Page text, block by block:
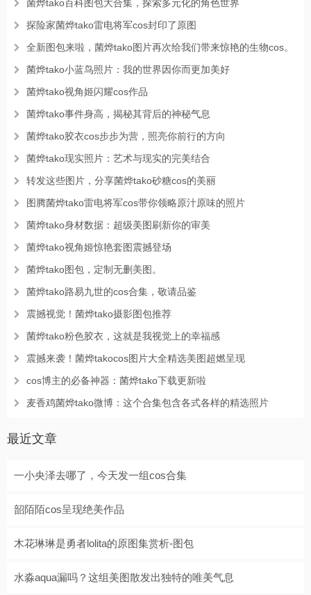
菌烨tako百科图包大合集，探索多元化的角色世界
探险家菌烨tako雷电将军cos封印了原图
全新图包来啦，菌烨tako图片再次给我们带来惊艳的生物cos。
菌烨tako小蓝鸟照片：我的世界因你而更加美好
菌烨tako视角姬闪耀cos作品
菌烨tako事件身高，揭秘其背后的神秘气息
菌烨tako胶衣cos步步为营，照亮你前行的方向
菌烨tako现实照片：艺术与现实的完美结合
转发这些图片，分享菌烨tako砂糖cos的美丽
图腾菌烨tako雷电将军cos带你领略原汁原味的照片
菌烨tako身材数据：超级美图刷新你的审美
菌烨tako视角姬惊艳套图震撼登场
菌烨tako图包，定制无删美图。
菌烨tako路易九世的cos合集，敬请品鉴
震撼视觉！菌烨tako摄影图包推荐
菌烨tako粉色胶衣，这就是我视觉上的幸福感
震撼来袭！菌烨takocos图片大全精选美图超燃呈现
cos博主的必备神器：菌烨tako下载更新啦
麦香鸡菌烨tako微博：这个合集包含各式各样的精选照片
最近文章
一小央泽去哪了，今天发一组cos合集
韶陌陌cos呈现绝美作品
木花琳琳是勇者lolita的原图集赏析-图包
水淼aqua漏吗？这组美图散发出独特的唯美气息